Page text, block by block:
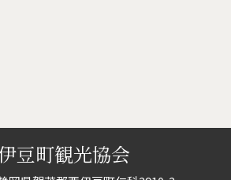
豆町観光協会